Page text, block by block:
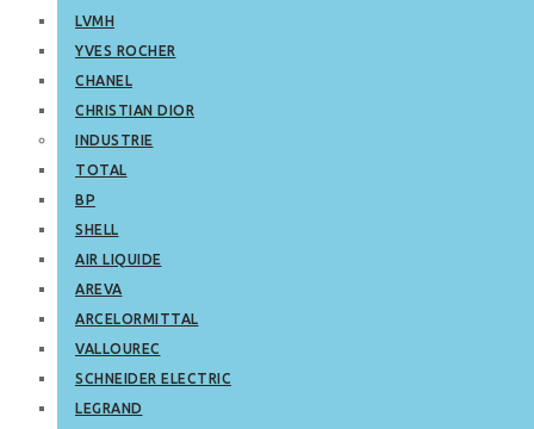
LVMH
YVES ROCHER
CHANEL
CHRISTIAN DIOR
INDUSTRIE
TOTAL
BP
SHELL
AIR LIQUIDE
AREVA
ARCELORMITTAL
VALLOUREC
SCHNEIDER ELECTRIC
LEGRAND